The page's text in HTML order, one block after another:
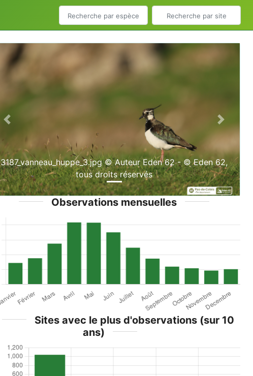
3187_vanneau_huppe_3.jpg © Auteur Eden 62 - © Eden 62,
tous droits réservés
Previous Next
Observations mensuelles
Sites avec le plus d'observations (sur 10
ans)